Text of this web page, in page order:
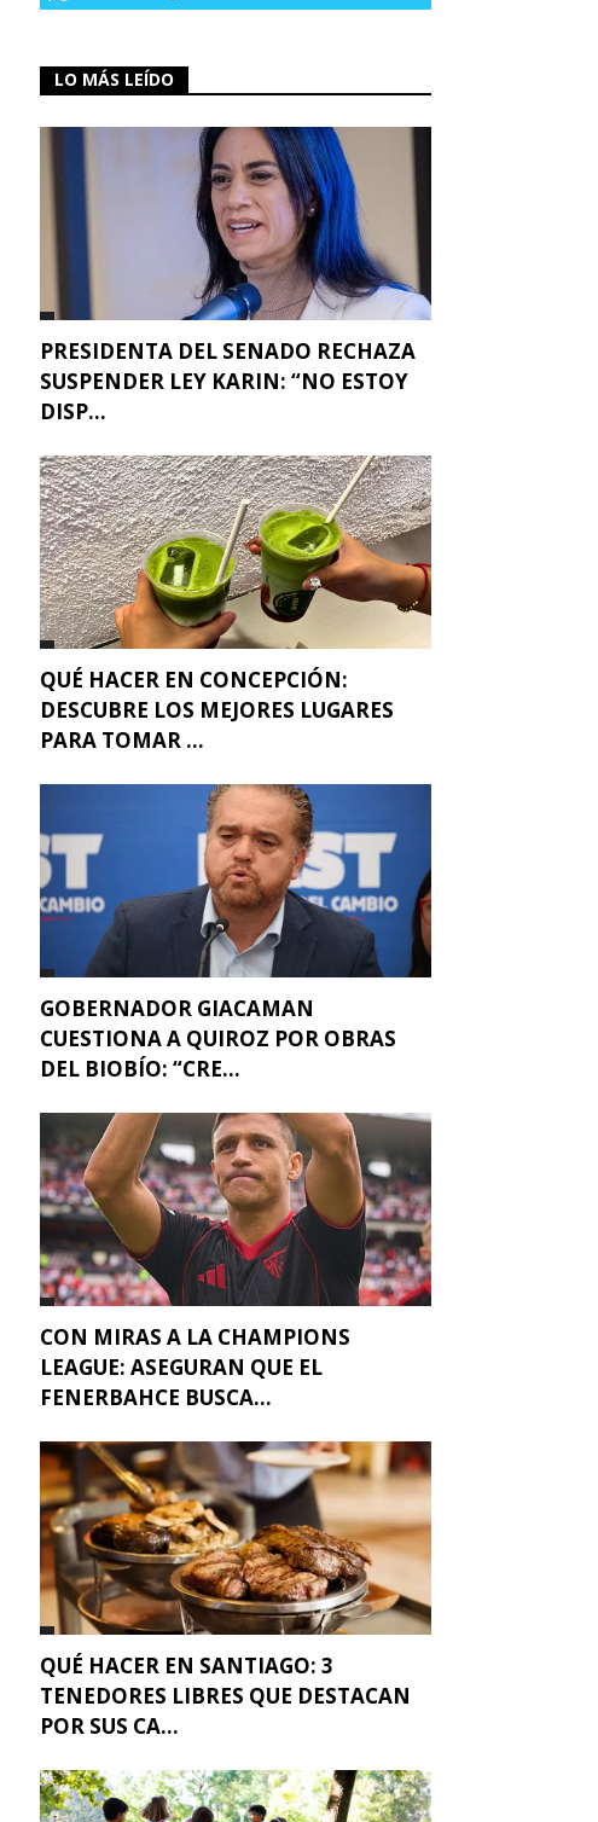
LO MÁS LEÍDO
PRESIDENTA DEL SENADO RECHAZA
SUSPENDER LEY KARIN: “NO ESTOY
DISP...
QUÉ HACER EN CONCEPCIÓN:
DESCUBRE LOS MEJORES LUGARES
PARA TOMAR ...
GOBERNADOR GIACAMAN
CUESTIONA A QUIROZ POR OBRAS
DEL BIOBÍO: “CRE...
CON MIRAS A LA CHAMPIONS
LEAGUE: ASEGURAN QUE EL
FENERBAHCE BUSCA...
QUÉ HACER EN SANTIAGO: 3
TENEDORES LIBRES QUE DESTACAN
POR SUS CA...